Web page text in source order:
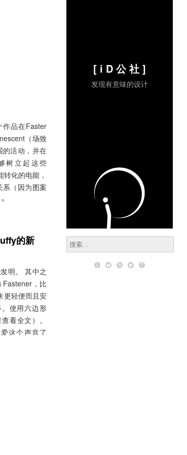
作品在Faster
（场致
的活动，并在
树立起这些
化的电能，
（因为图案
的新
明。 其中之
Fastener，比
更轻便而且安
使用六边形
看全文）。
这个声音了
[ i D 公 社 ]
发现有意味的设计